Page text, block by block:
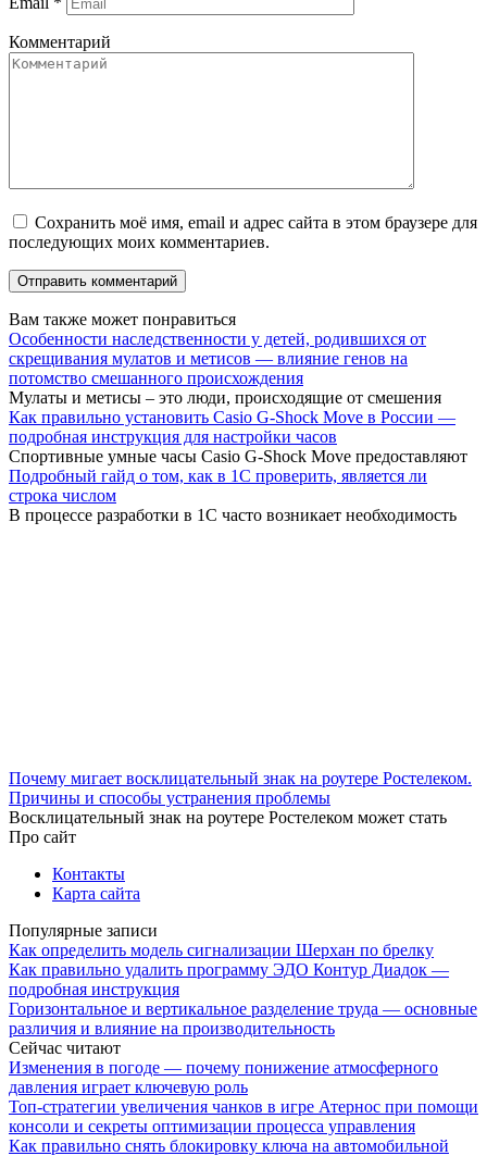
Комментарий
Сохранить моё имя, email и адрес сайта в этом браузере для
последующих моих комментариев.
Вам также может понравиться
Особенности наследственности у детей, родившихся от
скрещивания мулатов и метисов — влияние генов на
потомство смешанного происхождения
Мулаты и метисы – это люди, происходящие от смешения
Как правильно установить Casio G-Shock Move в России —
подробная инструкция для настройки часов
Спортивные умные часы Casio G-Shock Move предоставляют
Подробный гайд о том, как в 1С проверить, является ли
строка числом
В процессе разработки в 1С часто возникает необходимость
Почему мигает восклицательный знак на роутере Ростелеком.
Причины и способы устранения проблемы
Восклицательный знак на роутере Ростелеком может стать
Про сайт
Контакты
Карта сайта
Популярные записи
Как определить модель сигнализации Шерхан по брелку
Как правильно удалить программу ЭДО Контур Диадок —
подробная инструкция
Горизонтальное и вертикальное разделение труда — основные
различия и влияние на производительность
Сейчас читают
Изменения в погоде — почему понижение атмосферного
давления играет ключевую роль
Топ-стратегии увеличения чанков в игре Атернос при помощи
консоли и секреты оптимизации процесса управления
Как правильно снять блокировку ключа на автомобильной